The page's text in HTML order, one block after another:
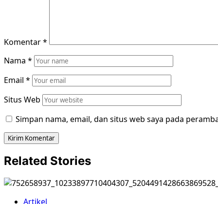
Komentar*
Nama *
Email *
Situs Web
Simpan nama, email, dan situs web saya pada
Related Stories
Artikel